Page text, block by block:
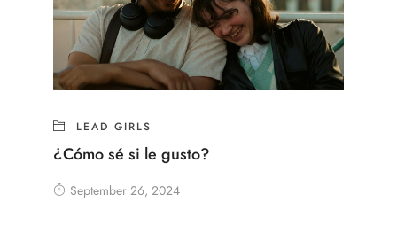
LEAD GIRLS
¿Cómo sé si le gusto?
September 26, 2024